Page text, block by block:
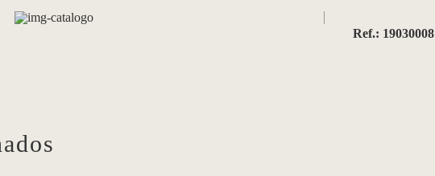
Ref.: 19030008